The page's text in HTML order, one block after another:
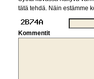
tätä tehdä. Näin estämme
Kommentit